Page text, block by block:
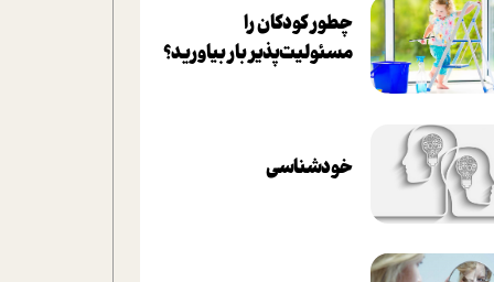
چطور کودکان را
مسئولیت‌پذیر بار بیاورید؟
خودشناسی